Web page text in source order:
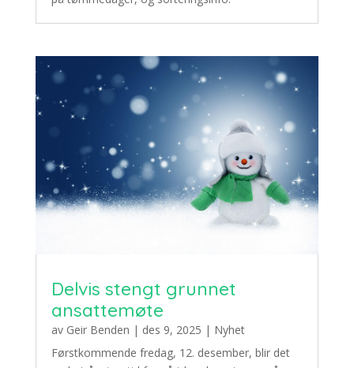
Delvis stengt grunnet
ansattemøte
av Geir Benden | des 9, 2025 | Nyhet
Førstkommende fredag, 12. desember, blir det